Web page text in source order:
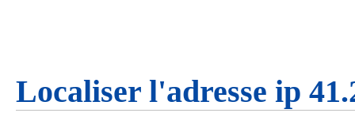
Localiser l'adresse ip